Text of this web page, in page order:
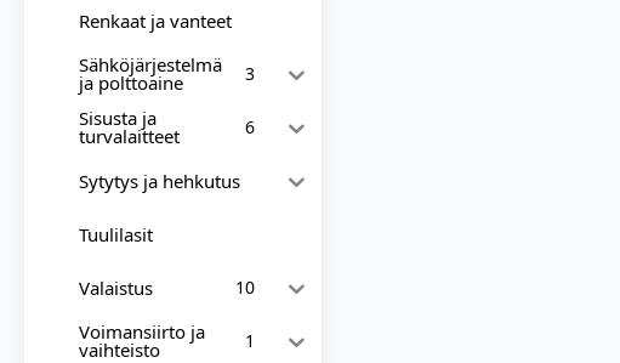
Renkaat ja vanteet
Sähköjärjestelmä
ja polttoaine 3
Sisusta ja
turvalaitteet 6
Sytytys ja hehkutus
Tuulilasit
Valaistus 10
Voimansiirto ja
vaihteisto 1